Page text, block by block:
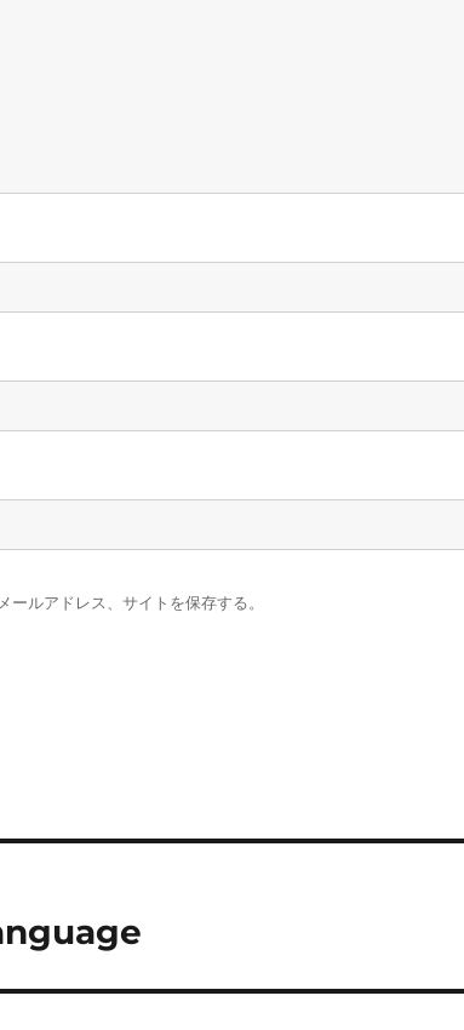
ルアドレス、サイトを保存する。